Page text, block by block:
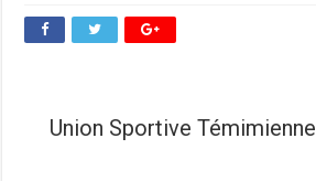
Union Sportive Témimienne